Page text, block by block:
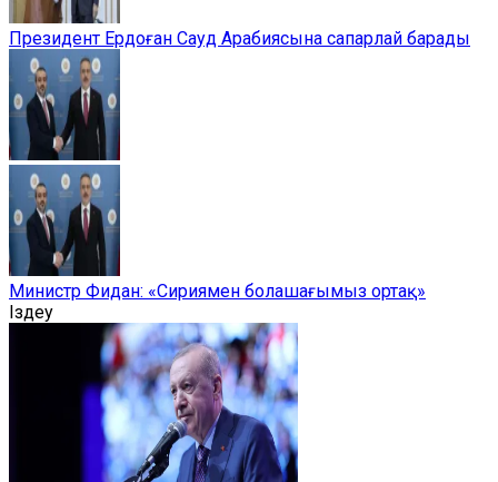
Президент Ердоған Сауд Арабиясына сапарлай барады
Министр Фидан: «Сириямен болашағымыз ортақ»
Іздеу